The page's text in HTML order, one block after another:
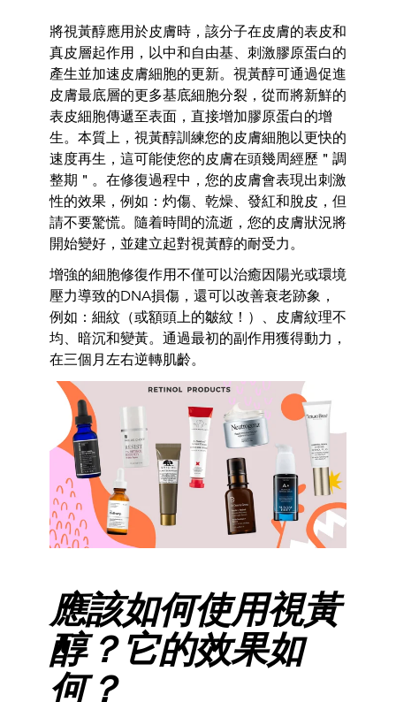
將視黃醇應用於皮膚時，該分子在皮膚的表皮和
真皮層起作用，以中和自由基、刺激膠原蛋白的
產生並加速皮膚細胞的更新。視黃醇可通過促進
皮膚最底層的更多基底細胞分裂，從而將新鮮的
表皮細胞傳遞至表面，直接增加膠原蛋白的增
生。本質上，視黃醇訓練您的皮膚細胞以更快的
速度再生，這可能使您的皮膚在頭幾周經歷＂調
整期＂。在修復過程中，您的皮膚會表現出刺激
性的效果，例如：灼傷、乾燥、發紅和脫皮，但
請不要驚慌。隨着時間的流逝，您的皮膚狀況將
開始變好，並建立起對視黃醇的耐受力。
增強的細胞修復作用不僅可以治癒因陽光或環境
壓力導致的DNA損傷，還可以改善衰老跡象，
例如：細紋（或額頭上的皺紋！）、皮膚紋理不
均、暗沉和變黃。通過最初的副作用獲得動力，
在三個月左右逆轉肌齡。
應該如何使用視黃
醇？它的效果如
何？